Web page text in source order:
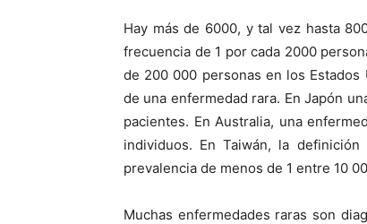
Hay más de 6000, y tal vez hasta
frecuencia de 1 por cada 2000
de 200 000 personas en los
de una enfermedad rara. En Japón
pacientes. En Australia, una
individuos. En Taiwán, la
prevalencia de menos de 1 entre 10
Muchas enfermedades raras son